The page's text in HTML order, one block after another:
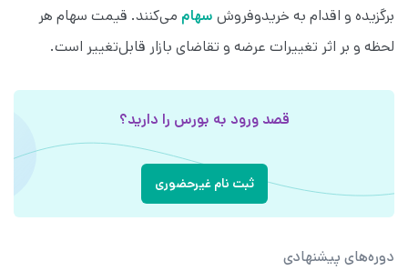
برگزیده و اقدام به خریدوفروش سهام می‌کنند. قیمت سهام هر
لحظه و بر اثر تغییرات عرضه و تقاضای بازار قابل‌تغییر است.
قصد ورود به بورس را دارید؟
ثبت نام غیرحضوری
دوره‌های پیشنهادی